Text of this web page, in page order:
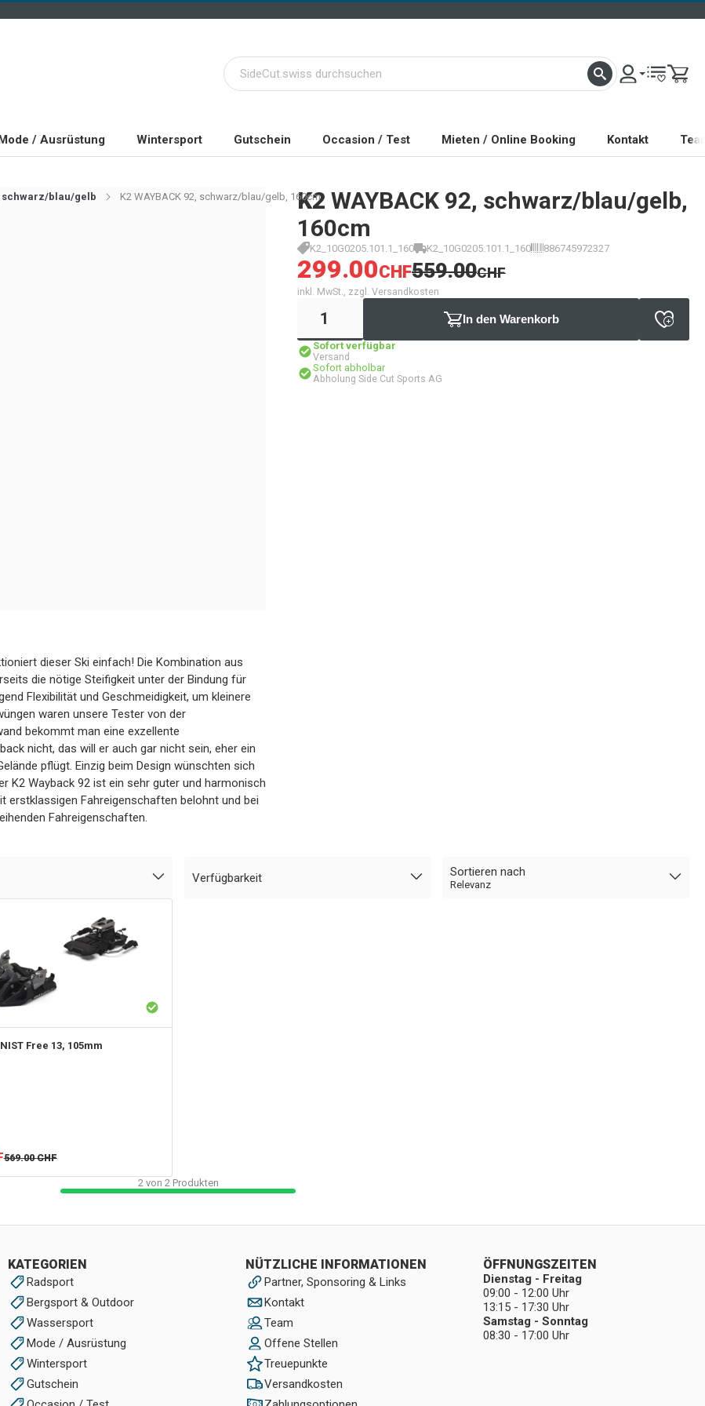
/ Ausrüstung Wintersport Gutschein Occasion / Test Mieten / Online Booking Kontakt
schwarz/blau/gelb K2 WAYBACK 92, schwarz/blau/gelb, 160cm
K2 WAYBACK 92, schwarz/blau/gelb,
160cm
K2_10G0205.101.1_160 K2_10G0205.101.1_160 886745972327
299.00CHF559.00CHF
inkl. MwSt., zzgl. Versandkosten
In den Warenkorb
Sofort verfügbar
Versand
Sofort abholbar
Abholung Side Cut Sports AG
dieser Ski einfach! Die Kombination aus
die nötige Steifigkeit unter der Bindung für
Flexibilität und Geschmeidigkeit, um kleinere
waren unsere Tester von der
bekommt man eine exzellente
nicht, das will er auch gar nicht sein, eher ein
pflügt. Einzig beim Design wünschten sich
K2 Wayback 92 ist ein sehr guter und harmonisch
Fahreigenschaften belohnt und bei
Fahreigenschaften.
Verfügbarkeit Sortieren nach
Relevanz
Free 13, 105mm
569.00 CHF
2von 2Produkten
KATEGORIEN
Radsport
Bergsport & Outdoor
Wassersport
Mode / Ausrüstung
Wintersport
Gutschein
NÜTZLICHE INFORMATIONEN
Partner, Sponsoring & Links
Kontakt
Team
Offene Stellen
Treuepunkte
Versandkosten
ÖFFNUNGSZEITEN
Dienstag - Freitag
09:00 - 12:00 Uhr
13:15 - 17:30 Uhr
Samstag - Sonntag
08:30 - 17:00 Uhr